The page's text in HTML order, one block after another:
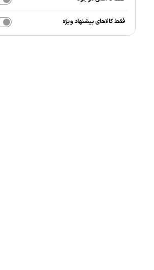
فقط کالاهای پیشنهاد ویژه